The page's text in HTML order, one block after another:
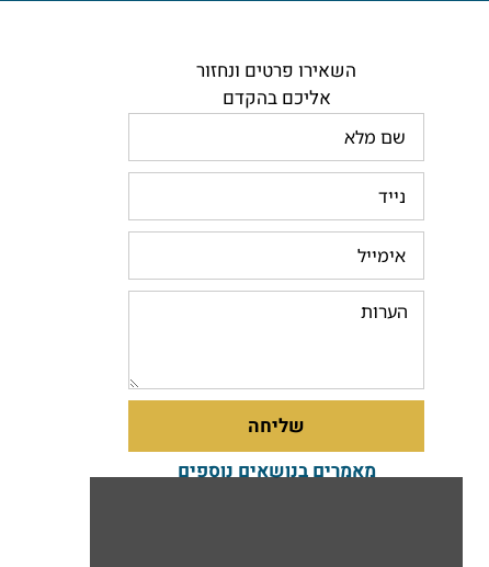
השאירו פרטים ונחזור
אליכם בהקדם
שליחה
מאמרים בנושאים נוספים